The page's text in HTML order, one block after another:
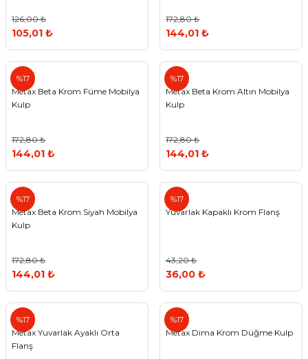
126,00 ₺
105,01 ₺
172,80 ₺
144,01 ₺
%17
Metax
Metax Beta Krom Füme Mobilya
Kulp
172,80 ₺
144,01 ₺
%17
Metax
Metax Beta Krom Altın Mobilya
Kulp
172,80 ₺
144,01 ₺
%17
Metax
Metax Beta Krom Siyah Mobilya
Kulp
172,80 ₺
144,01 ₺
%17
Metax
Yuvarlak Kapaklı Krom Flanş
43,20 ₺
36,00 ₺
%17
Metax
Metax Yuvarlak Ayaklı Orta
Flanş
%17
Metax
Metax Dima Krom Düğme Kulp